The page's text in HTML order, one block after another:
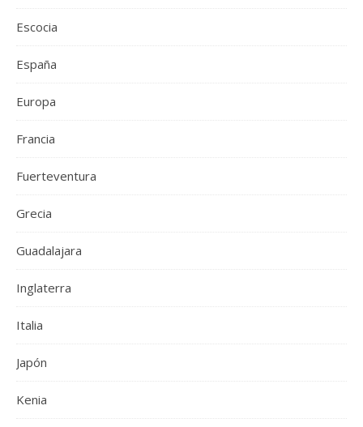
Escocia
España
Europa
Francia
Fuerteventura
Grecia
Guadalajara
Inglaterra
Italia
Japón
Kenia